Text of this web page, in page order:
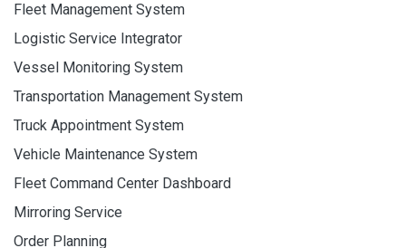
Fleet Management System
Logistic Service Integrator
Vessel Monitoring System
Transportation Management System
Truck Appointment System
Vehicle Maintenance System
Fleet Command Center Dashboard
Mirroring Service
Order Planning